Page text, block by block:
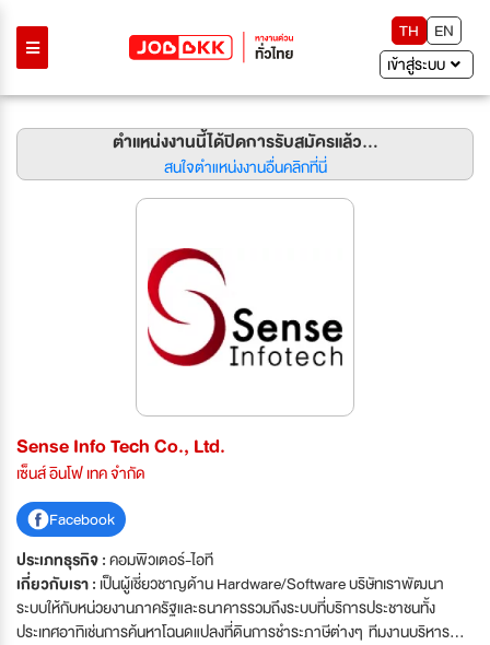
TH
EN
เข้าสู่ระบบ
ตำแหน่งงานนี้ได้ปิดการรับสมัครแล้ว...
สนใจตำแหน่งงานอื่นคลิกที่นี่
Sense Info Tech Co., Ltd.
เซ็นส์ อินโฟ เทค จำกัด
Facebook
ประเภทธุรกิจ :คอมพิวเตอร์-ไอที
เกี่ยวกับเรา : เป็นผู้เชี่ยวชาญด้าน Hardware/Software บริษัทเราพัฒนา
ระบบให้กับหน่วยงานภาครัฐและธนาคารรวมถึงระบบที่บริการประชาชนทั้ง
ประเทศอาทิเช่นการค้นหาโฉนดแปลงที่ดินการชำระภาษีต่างๆ ทีมงานบริหาร